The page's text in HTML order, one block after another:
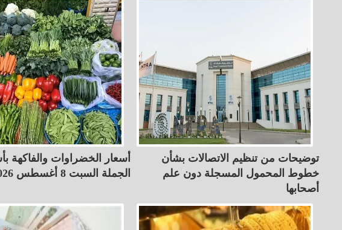
توضيحات من تنظيم الاتصالات بشأن
خطوط المحمول المسجلة دون علم
أصحابها
أسعار الخضراوات والفاكهة
الجملة السبت 8 أغسطس 2026